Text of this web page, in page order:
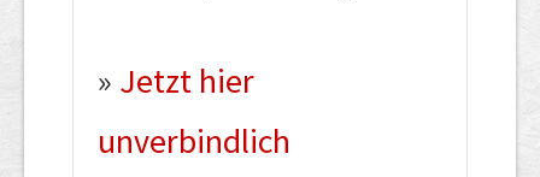
» Jetzt hier
unverbindlich